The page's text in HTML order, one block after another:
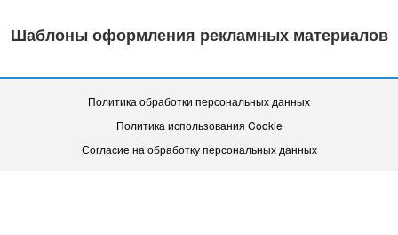
Шаблоны оформления рекламных материалов
Политика обработки персональных данных
Политика использования Cookie
Согласие на обработку персональных данных